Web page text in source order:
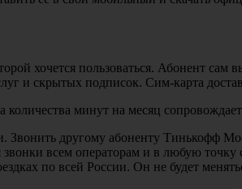
хочется пользоваться. Абонент
и скрытых подписок. Сим-карта
количества минут на месяц
Звонить другому абоненту Тинькофф
звонки всем операторам и в любую точку
по всей России. Он не будет